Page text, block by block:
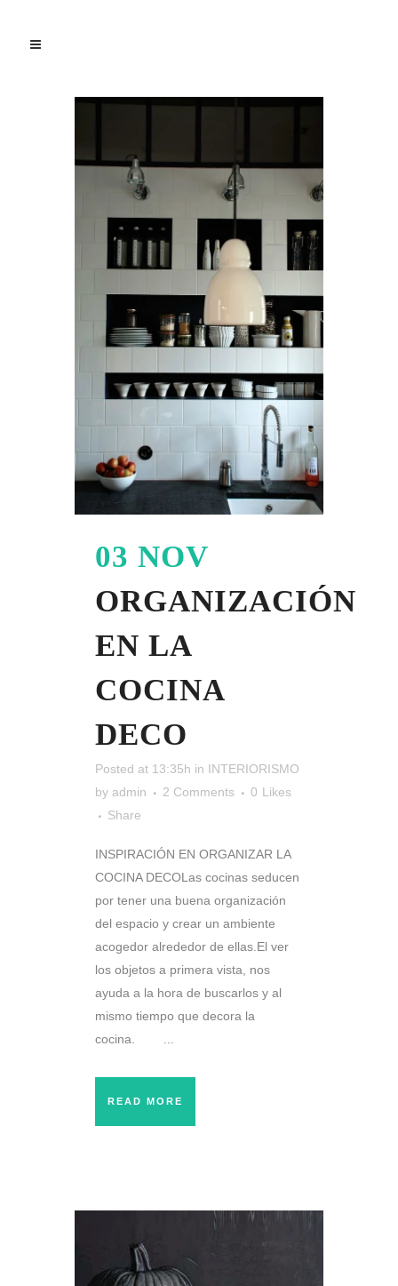
03 NOV
ORGANIZACIÓN
EN LA
COCINA
DECO
Posted at 13:35h in INTERIORISMO
by admin 2 Comments 0 Likes
Share
INSPIRACIÓN EN ORGANIZAR LA
COCINA DECOLas cocinas seducen
por tener una buena organización
del espacio y crear un ambiente
acogedor alrededor de ellas.El ver
los objetos a primera vista, nos
ayuda a la hora de buscarlos y al
mismo tiempo que decora la
cocina. ...
READ MORE